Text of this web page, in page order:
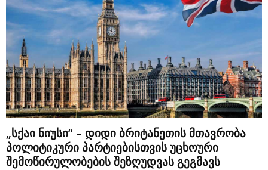
„სქაი ნიუსი“ – დიდი ბრიტანეთის მთავრობა
პოლიტიკური პარტიებისთვის უცხოური
შემოწირულობების შეზღუდვას გეგმავს